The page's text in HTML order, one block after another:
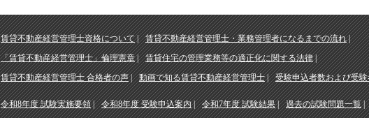
賃貸不動産経営管理士資格について
賃貸不動産経営管理士・業務管理者になるまでの流れ
「賃貸不動産経営管理士」倫理憲章
賃貸住宅の管理業務等の適正化に関する法律
賃貸不動産経営管理士 合格者の声
動画で知る賃貸不動産経営管理士 受験申込者数および受
令和8年度 試験実施要領 令和8年度 受験申込案内 令和7年度 試験結果 過去の試験問題一覧